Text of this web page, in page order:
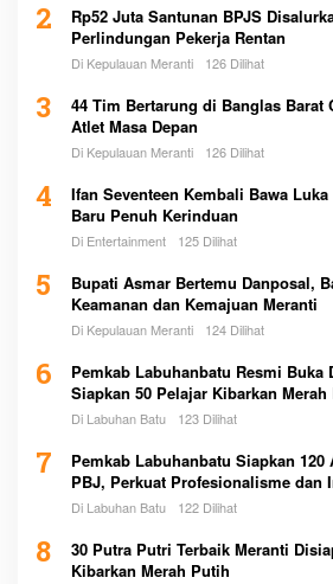
2
Rp52 Juta Santunan BPJS
Perlindungan Pekerja Rentan
Di Kepulauan Meranti 126 Dilihat
3
44 Tim Bertarung di Banglas Barat
Atlet Masa Depan
Di Kepulauan Meranti 126 Dilihat
4
Ifan Seventeen Kembali Bawa
Baru Penuh Kerinduan
Di Entertainment 125 Dilihat
5
Bupati Asmar Bertemu Danposal,
Keamanan dan Kemajuan Meranti
Di Kepulauan Meranti 124 Dilihat
6
Pemkab Labuhanbatu Resmi Buka
Siapkan 50 Pelajar Kibarkan
Di Labuhan Batu 123 Dilihat
7
Pemkab Labuhanbatu Siapkan
PBJ, Perkuat Profesionalisme dan
Pemerintah
Di Labuhan Batu 122 Dilihat
8
30 Putra Putri Terbaik Meranti
Kibarkan Merah Putih